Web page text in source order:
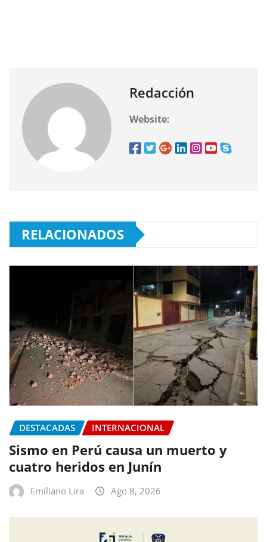
Redacción
Website:
RELACIONADOS
DESTACADAS INTERNACIONAL
Sismo en Perú causa un muerto y
cuatro heridos en Junín
Emiliano Lira Ago 8, 2026